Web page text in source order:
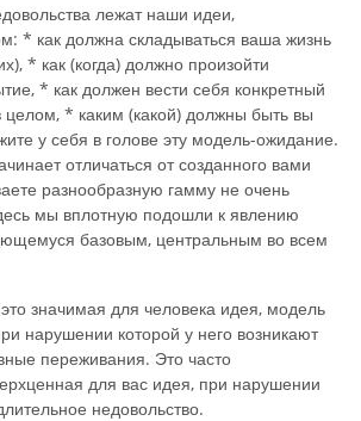
лежат наши идеи,
* как должна складываться ваша жизнь
* как (когда) должно произойти
* как должен вести себя конкретный
* каким (какой) должны быть вы
у себя в голове эту модель-ожидание.
отличаться от созданного вами
разнообразную гамму не очень
мы вплотную подошли к явлению
базовым, центральным во всем
значимая для человека идея, модель
нарушении которой у него возникают
переживания. Это часто
для вас идея, при нарушении
недовольство.